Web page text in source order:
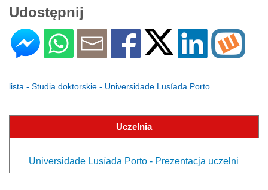
Udostępnij
lista - Studia doktorskie - Universidade Lusíada Porto
Uczelnia
Universidade Lusíada Porto - Prezentacja uczelni